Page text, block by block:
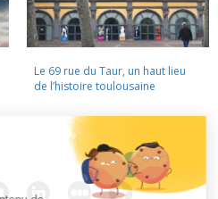
Le 69 rue du Taur, un haut lieu
de l’histoire toulousaine